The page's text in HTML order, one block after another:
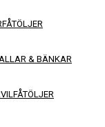
FÅTÖLJER
& BÄNKAR
VILFÅTÖLJER